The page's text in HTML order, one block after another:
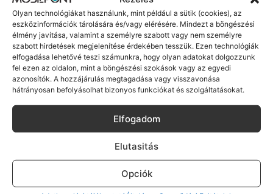
Olyan technológiákat használunk, mint például a sütik (cookies), az
eszközinformációk tárolására és/vagy elérésére. Mindezt a böngészési
élmény javítása, valamint a személyre szabott vagy nem személyre
szabott hirdetések megjelenítése érdekében tesszük. Ezen technológiák
elfogadása lehetővé teszi számunkra, hogy olyan adatokat dolgozzunk
fel ezen az oldalon, mint a böngészési szokások vagy az egyedi
azonosítók. A hozzájárulás megtagadása vagy visszavonása
hátrányosan befolyásolhat bizonyos funkciókat és szolgáltatásokat.
Elfogadom
Elutasitás
Opciók
Korrekt Ügyintézés
Ha ritkán előfordul egy hiba, nem kifogásokat keresünk,
hanem megoldást. Szakértő kollégáink azonnal kézbe